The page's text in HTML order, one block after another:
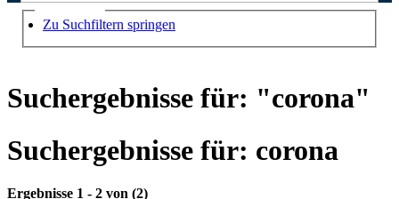
Suchen
Zu Suchfiltern springen
Suchergebnisse für: "corona"
Suchergebnisse für: corona
Ergebnisse 1 - 2 von (2)